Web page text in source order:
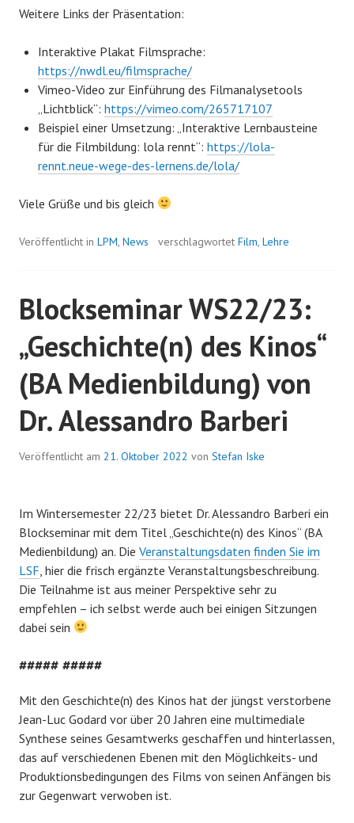
Weitere Links der Präsentation:
Interaktive Plakat Filmsprache:
https://nwdl.eu/filmsprache/
Vimeo-Video zur Einführung des Filmanalysetools
„Lichtblick“: https://vimeo.com/265717107
Beispiel einer Umsetzung: „Interaktive Lernbausteine
für die Filmbildung: lola rennt“: https://lola-
rennt.neue-wege-des-lernens.de/lola/
Viele Grüße und bis gleich
Veröffentlicht in LPM, News verschlagwortet Film, Lehre
Blockseminar WS22/23:
„Geschichte(n) des Kinos“
(BA Medienbildung) von
Dr. Alessandro Barberi
Veröffentlicht am 21. Oktober 2022 von Stefan Iske
Im Wintersemester 22/23 bietet Dr. Alessandro Barberi ein
Blockseminar mit dem Titel „Geschichte(n) des Kinos“ (BA
Medienbildung) an. Die Veranstaltungsdaten finden Sie im
LSF , hier die frisch ergänzte Veranstaltungsbeschreibung.
Die Teilnahme ist aus meiner Perspektive sehr zu
empfehlen – ich selbst werde auch bei einigen Sitzungen
dabei sein
##### #####
Mit den Geschichte(n) des Kinos hat der jüngst verstorbene
Jean-Luc Godard vor über 20 Jahren eine multimediale
Synthese seines Gesamtwerks geschaffen und hinterlassen,
das auf verschiedenen Ebenen mit den Möglichkeits- und
Produktionsbedingungen des Films von seinen Anfängen bis
zur Gegenwart verwoben ist.